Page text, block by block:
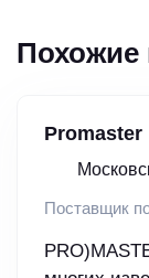
Похожие
Promaster
Поставщик